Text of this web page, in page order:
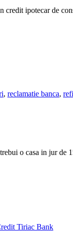
credit ipotecar de
, reclamatie banca,
o casa in jur
Tiriac Bank